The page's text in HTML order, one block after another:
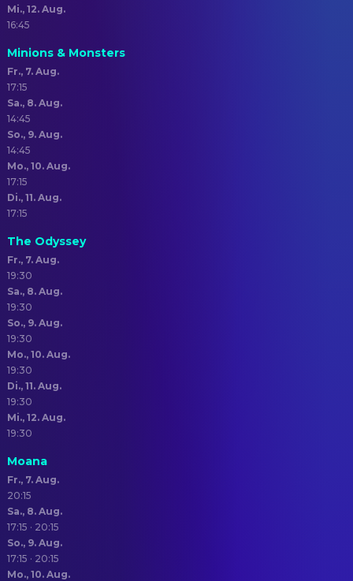
Mi., 12. Aug.
16:45
Minions & Monsters
Fr., 7. Aug.
17:15
Sa., 8. Aug.
14:45
So., 9. Aug.
14:45
Mo., 10. Aug.
17:15
Di., 11. Aug.
17:15
The Odyssey
Fr., 7. Aug.
19:30
Sa., 8. Aug.
19:30
So., 9. Aug.
19:30
Mo., 10. Aug.
19:30
Di., 11. Aug.
19:30
Mi., 12. Aug.
19:30
Moana
Fr., 7. Aug.
20:15
Sa., 8. Aug.
17:15 · 20:15
So., 9. Aug.
17:15 · 20:15
Mo., 10. Aug.